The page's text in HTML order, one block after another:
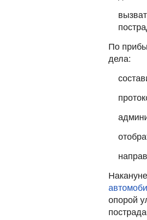
По
дела:
опорой